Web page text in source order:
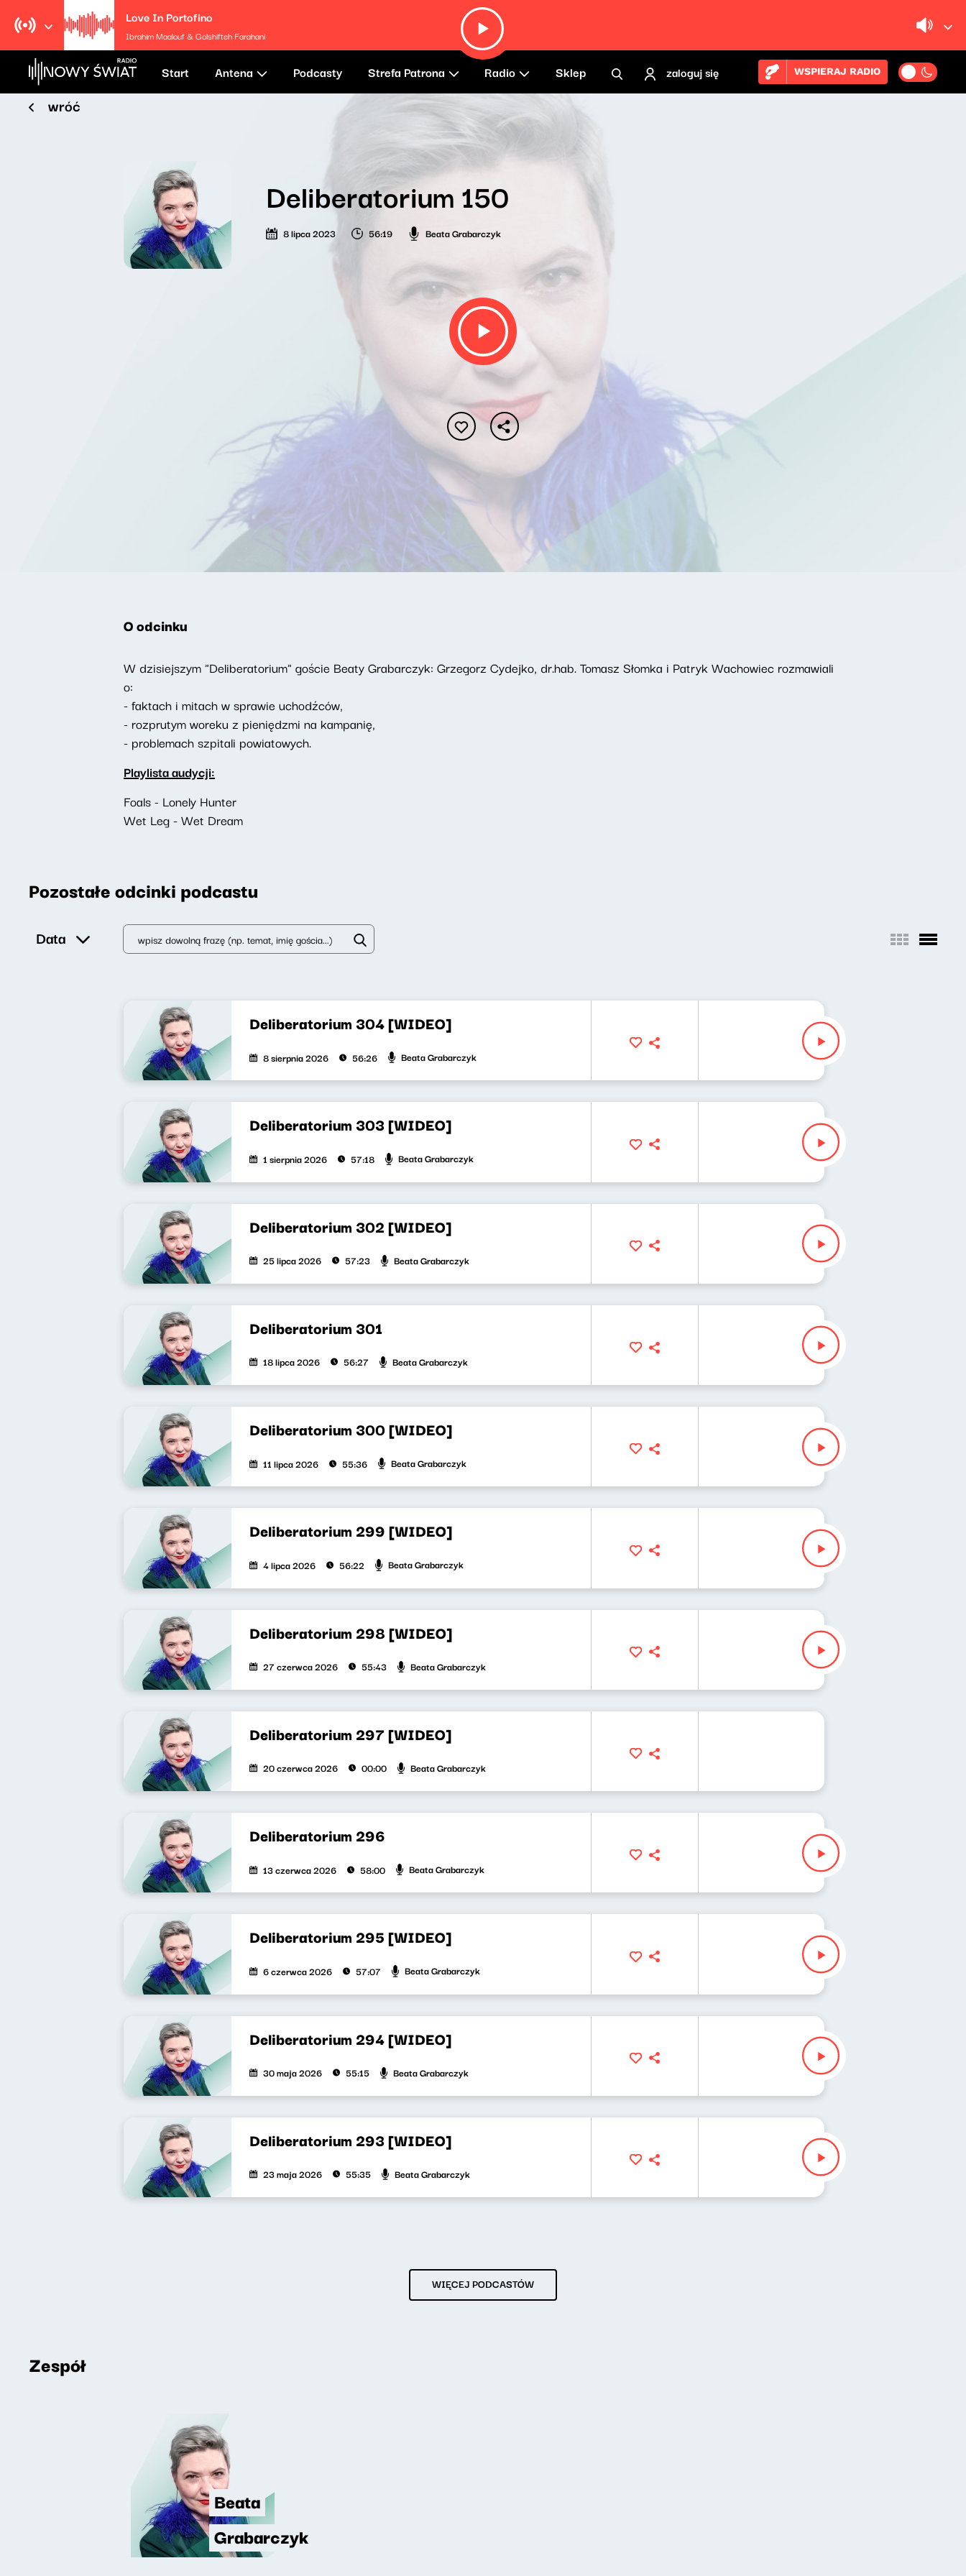
Love In Portofino
Ibrahim Maalouf & Golshifteh Farahani
Start Antena Podcasty Strefa Patrona Radio Sklep zaloguj się WSPIERAJ RADIO
wróć
Deliberatorium 150
8 lipca 2023 56:19 Beata Grabarczyk
O odcinku
W dzisiejszym "Deliberatorium" goście Beaty Grabarczyk: Grzegorz Cydejko, dr.hab. Tomasz Słomka i Patryk Wachowiec rozmawiali
o:
- faktach i mitach w sprawie uchodźców,
- rozprutym woreku z pieniędzmi na kampanię,
- problemach szpitali powiatowych.
Playlista audycji:
Foals - Lonely Hunter
Wet Leg - Wet Dream
Pozostałe odcinki podcastu
Data
Deliberatorium 304 [WIDEO]
8 sierpnia 2026 56:26 Beata Grabarczyk
Deliberatorium 303 [WIDEO]
1 sierpnia 2026 57:18 Beata Grabarczyk
Deliberatorium 302 [WIDEO]
25 lipca 2026 57:23 Beata Grabarczyk
Deliberatorium 301
18 lipca 2026 56:27 Beata Grabarczyk
Deliberatorium 300 [WIDEO]
11 lipca 2026 55:36 Beata Grabarczyk
Deliberatorium 299 [WIDEO]
4 lipca 2026 56:22 Beata Grabarczyk
Deliberatorium 298 [WIDEO]
27 czerwca 2026 55:43 Beata Grabarczyk
Deliberatorium 297 [WIDEO]
20 czerwca 2026 00:00 Beata Grabarczyk
Deliberatorium 296
13 czerwca 2026 58:00 Beata Grabarczyk
Deliberatorium 295 [WIDEO]
6 czerwca 2026 57:07 Beata Grabarczyk
Deliberatorium 294 [WIDEO]
30 maja 2026 55:15 Beata Grabarczyk
Deliberatorium 293 [WIDEO]
23 maja 2026 55:35 Beata Grabarczyk
WIĘCEJ PODCASTÓW
Zespół
Beata
Grabarczyk